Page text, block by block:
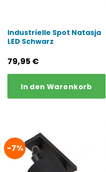
Industrielle Spot Natasja
LED Schwarz
79,95 €
In den Warenkorb
-7%